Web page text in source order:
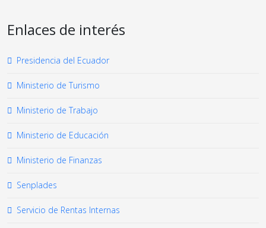
Enlaces de interés
Presidencia del Ecuador
Ministerio de Turismo
Ministerio de Trabajo
Ministerio de Educación
Ministerio de Finanzas
Senplades
Servicio de Rentas Internas